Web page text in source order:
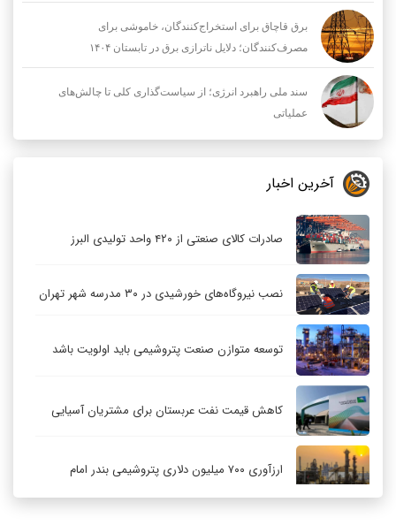
برق قاچاق برای استخراج‌کنندگان، خاموشی برای
مصرف‌کنندگان؛ دلایل ناترازی برق در تابستان ۱۴۰۴
سند ملی راهبرد انرژی؛ از سیاست‌گذاری کلی تا چالش‌های
عملیاتی
آخرین اخبار
صادرات کالای صنعتی از ۴۲۰ واحد تولیدی البرز
نصب نیروگاه‌های خورشیدی در ۳۰ مدرسه شهر تهران
توسعه متوازن صنعت پتروشیمی باید اولویت باشد
کاهش قیمت نفت عربستان برای مشتریان آسیایی
ارزآوری ۷۰۰ میلیون دلاری پتروشیمی بندر امام